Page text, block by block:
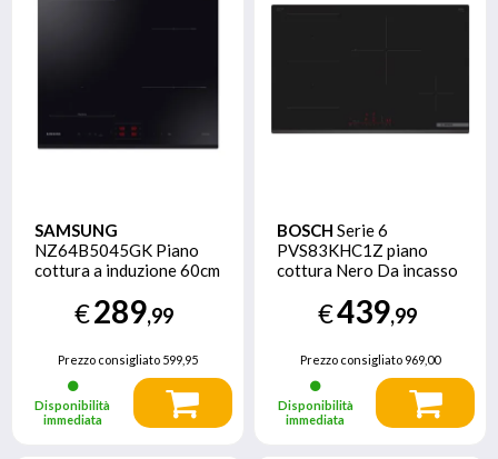
SAMSUNG
NZ64B5045GK Piano
cottura a induzione 60cm
zone cottura Limitatore
di potenza WiFi
€289,99
Prezzo consigliato599,95
Disponibilità
immediata
BOSCH Serie 6
PVS83KHC1Z piano
cottura Nero Da incasso
induzione 4 Fornello(i)
€439,99
Prezzo consigliato 969,00
Disponibilità
immediata